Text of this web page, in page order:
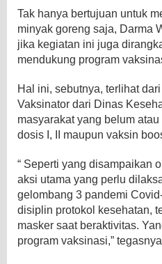
Tak hanya bertujuan untuk
minyak goreng saja, Darma
jika kegiatan ini juga
mendukung program
Hal ini, sebutnya, terlihat
Vaksinator dari Dinas
masyarakat yang belum
dosis I, II maupun vaksin
“ Seperti yang disampaikan
aksi utama yang perlu
gelombang 3 pandemi
disiplin protokol kesehatan,
masker saat beraktivitas.
program vaksinasi,”